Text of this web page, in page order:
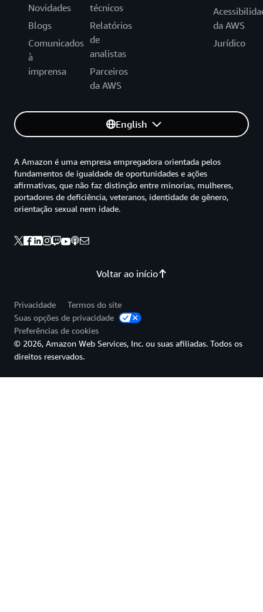
Novidades
Blogs
Comunicados
à
imprensa
técnicos
Relatórios
de
analistas
Parceiros
da AWS
da AWS
Jurídico
English
Voltar ao início
A Amazon é uma empresa empregadora orientada pelos
fundamentos de igualdade de oportunidades e ações
afirmativas, que não faz distinção entre minorias, mulheres,
portadores de deficiência, veteranos, identidade de gênero,
orientação sexual nem idade.
Privacidade
Termos do site
Suas opções de privacidade
Preferências de cookies
© 2026, Amazon Web Services, Inc. ou suas afiliadas. Todos os
direitos reservados.